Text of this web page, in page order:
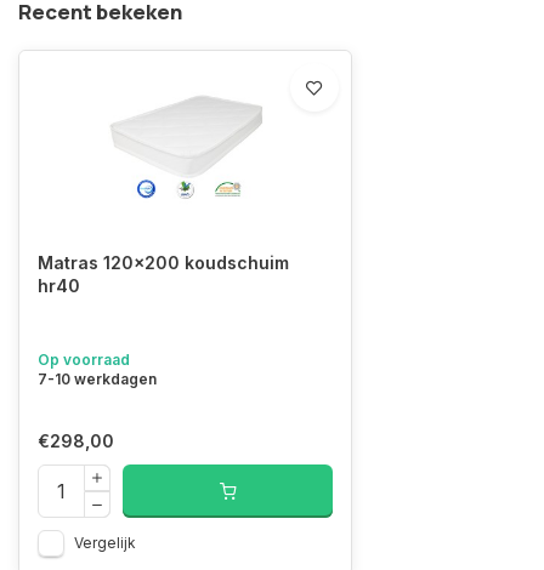
Recent bekeken
Matras 120x200 koudschuim
hr40
Op voorraad
7-10 werkdagen
€298,00
Vergelijk